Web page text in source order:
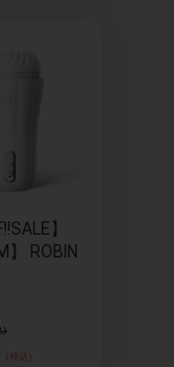
】
】 ROBIN
)
(税込)